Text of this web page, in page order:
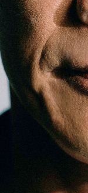
「AdvancedClub
「AdvancedClub
の一覧、プレミ
クルーシブアイ
メールマガジン
のタブロイドマ
ご負担いただく
みいただけます。
登録は無料です